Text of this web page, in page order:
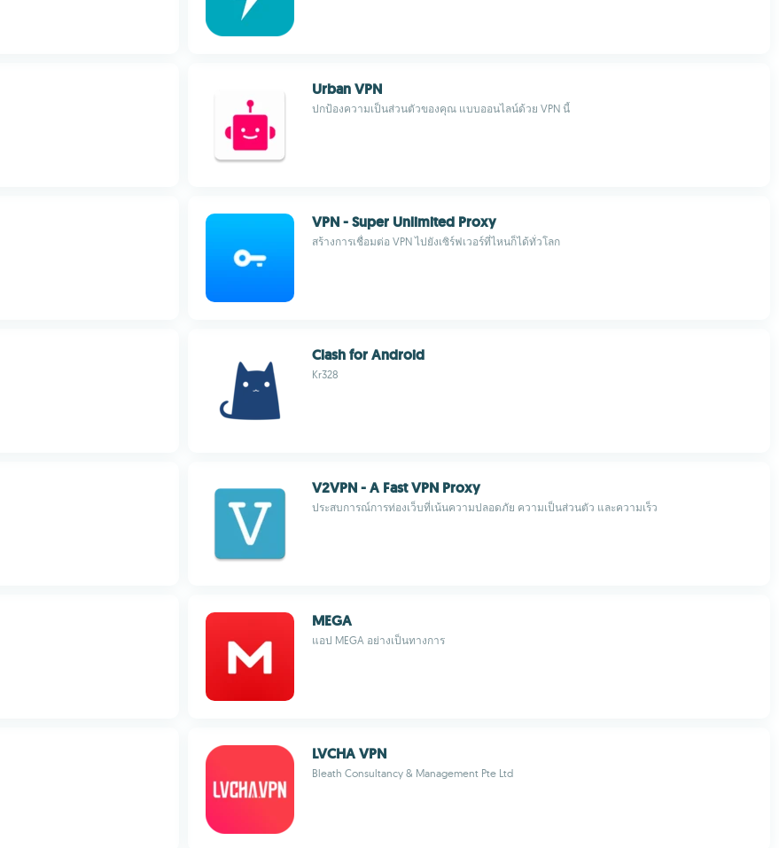
Urban VPN
ปกป้องความเป็นส่วนตัวของคุณ แบบออนไลน์ด้วย VPN นี้
VPN - Super Unlimited Proxy
สร้างการเชื่อมต่อ VPN ไปยังเซิร์ฟเวอร์ที่ไหนก็ได้ทั่วโลก
Clash for Android
Kr328
V2VPN - A Fast VPN Proxy
ประสบการณ์การท่องเว็บที่เน้นความปลอดภัย ความเป็นส่วนตัว และความเร็ว
MEGA
แอป MEGA อย่างเป็นทางการ
LVCHA VPN
Bleath Consultancy & Management Pte Ltd